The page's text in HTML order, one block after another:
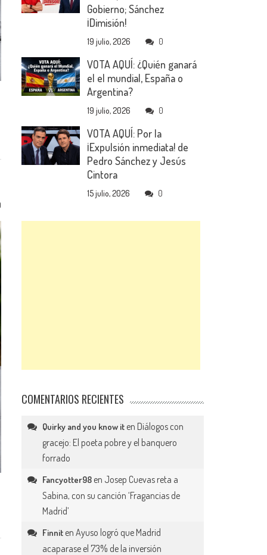
Gobierno; Sánchez
¡Dimisión!
19 julio, 2026 0
VOTA AQUÍ: ¿Quién ganará
el el mundial, España o
Argentina?
19 julio, 2026 0
VOTA AQUÍ: Por la
¡Expulsión inmediata! de
Pedro Sánchez y Jesús
Cintora
15 julio, 2026 0
COMENTARIOS RECIENTES
Quirky and you know it en Diálogos con
gracejo: El poeta pobre y el banquero
forrado
Fancyotter98 en Josep Cuevas reta a
Sabina, con su canción ‘Fragancias de
Madrid’
Finnit enAyuso logró que Madrid
acaparase el 73% de la inversión